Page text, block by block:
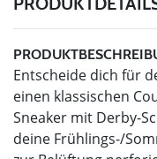
Entscheide dich für
einen klassischen
Sneaker mit Derby-
deine Frühlings-/